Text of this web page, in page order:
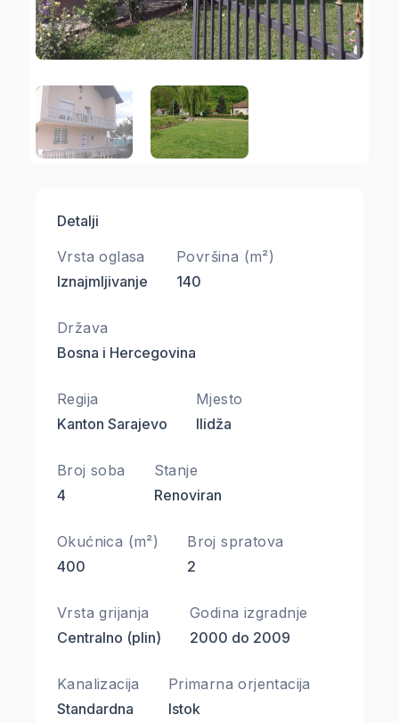
Detalji
Vrsta oglasa
Iznajmljivanje
Površina (m²)
140
Država
Bosna i Hercegovina
Regija
Kanton Sarajevo
Mjesto
Ilidža
Broj soba
4
Stanje
Renoviran
Okućnica (m²)
400
Broj spratova
2
Vrsta grijanja
Centralno (plin)
Godina izgradnje
2000 do 2009
Kanalizacija
Standardna
Primarna orjentacija
Istok